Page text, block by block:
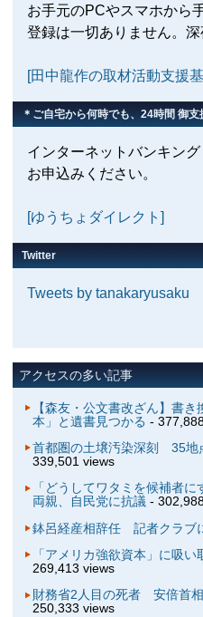
お手元のPCやスマホから
登録は一切ありません。深
[田中龍作の取材活動支援
＊ご自宅から何時でも、24時間 御支
インターネットバンキン
お申込みください。
[ゆうちょダイレクト]
Twitter
Tweets by tanakaryusaku
アクセスの多い記事
【森友・公文書改ざん】書
本」と遺書見つかる -
首都圏の土壌汚染深刻 35地
339,501 views
「どうしてワタミを候補者
両親、自民党に抗議-
鉢呂経産相辞任 記者クラブ
「アメリカ強欲資本」に吸
269,413 views
財務省2人目の死者 安倍首
250,333 views